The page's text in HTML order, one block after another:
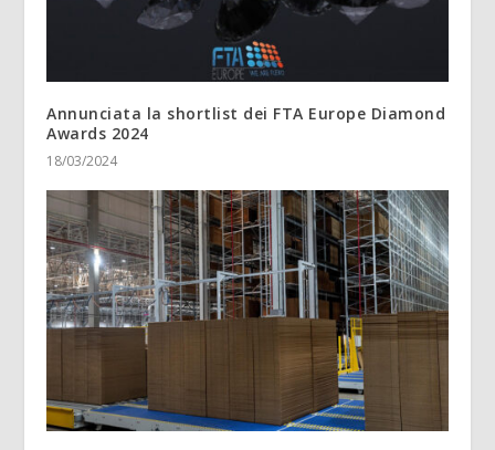
Annunciata la shortlist dei FTA Europe Diamond
Awards 2024
18/03/2024